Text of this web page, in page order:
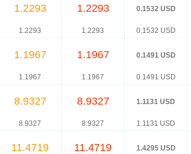
1.2293 1.2293 0.1532 USD
1.2293 1.2293 0.1532 USD
1.1967 1.1967 0.1491 USD
1.1967 1.1967 0.1491 USD
8.9327 8.9327 1.1131 USD
8.9327 8.9327 1.1131 USD
11.4719 11.4719 1.4295 USD